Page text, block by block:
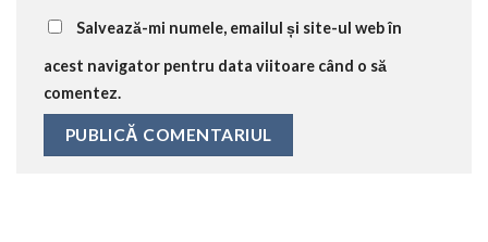
Salvează-mi numele, emailul și site-ul web în
acest navigator pentru data viitoare când o să
comentez.